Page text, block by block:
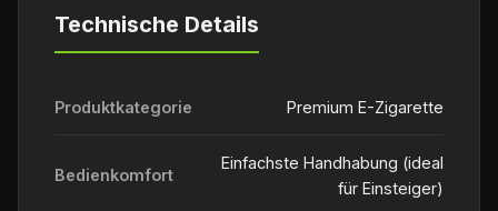
Technische Details
Produktkategorie Premium E-Zigarette
Bedienkomfort
Einfachste Handhabung (ideal
für Einsteiger)